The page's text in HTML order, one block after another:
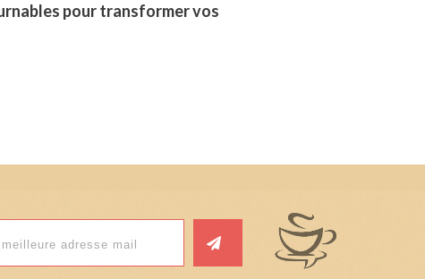
pour transformer vos